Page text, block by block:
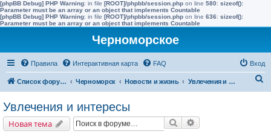
[phpBB Debug] PHP Warning: in file [ROOT]/phpbb/session.php on line 580: sizeof():
Parameter must be an array or an object that implements Countable
[phpBB Debug] PHP Warning: in file [ROOT]/phpbb/session.php on line 636: sizeof():
Parameter must be an array or an object that implements Countable
Черноморское
Правила Интерактивная карта FAQ Вход
Список форумов Черноморск Новости и жизнь Увлечения и интересы
Увлечения и интересы
Новая тема Поиск